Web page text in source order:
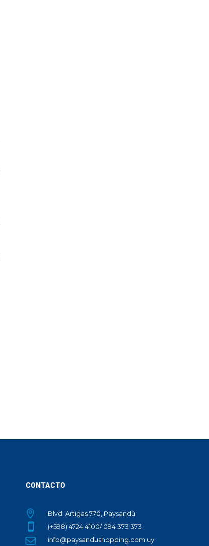
CONTACTO
Blvd. Artigas 770, Paysandú
(+598) 4724 4100/ 094 373 373
info@paysandushopping.com.uy